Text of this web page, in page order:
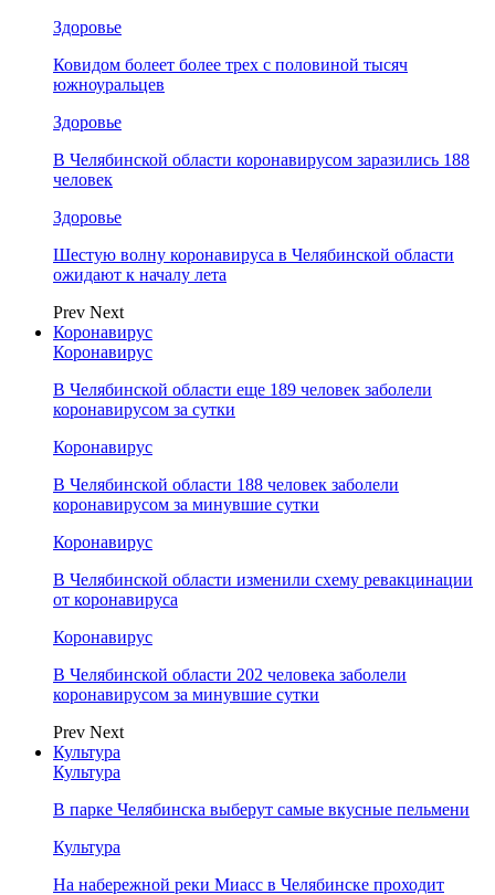
Здоровье
Ковидом болеет более трех с половиной тысяч
южноуральцев
Здоровье
В Челябинской области коронавирусом заразились 188
человек
Здоровье
Шестую волну коронавируса в Челябинской области
ожидают к началу лета
Prev Next
Коронавирус
Коронавирус
В Челябинской области еще 189 человек заболели
коронавирусом за сутки
Коронавирус
В Челябинской области 188 человек заболели
коронавирусом за минувшие сутки
Коронавирус
В Челябинской области изменили схему ревакцинации
от коронавируса
Коронавирус
В Челябинской области 202 человека заболели
коронавирусом за минувшие сутки
Prev Next
Культура
Культура
В парке Челябинска выберут самые вкусные пельмени
Культура
На набережной реки Миасс в Челябинске проходит